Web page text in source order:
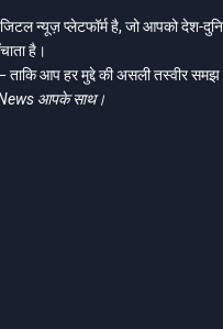
न्यूज़ प्लेटफॉर्म है, जो आपको देश-
है।
ताकि आप हर मुद्दे की असली तस्वीर
आपके साथ।